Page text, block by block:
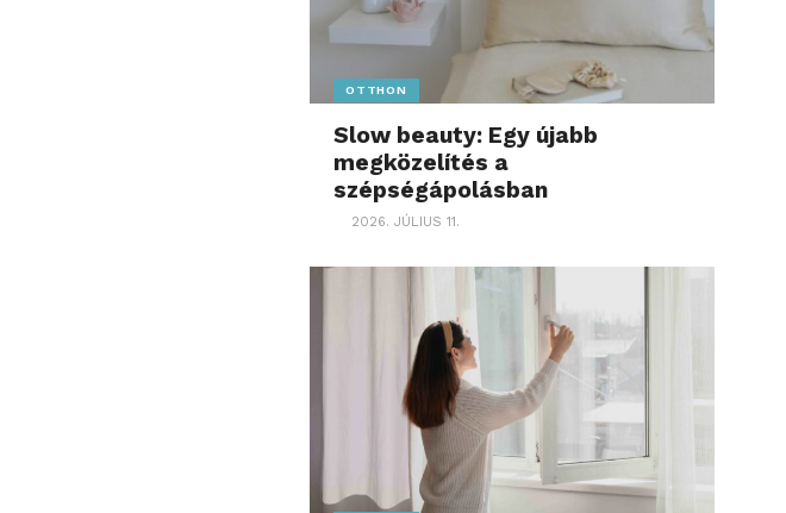
OTTHON
Slow beauty: Egy újabb
megközelítés a
szépségápolásban
2026. JÚLIUS 11.